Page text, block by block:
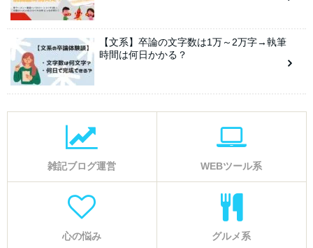
【文系】卒論の文字数は1万～2万字→執筆
時間は何日かかる？
雑記ブログ運営 WEBツール系
心の悩み グルメ系